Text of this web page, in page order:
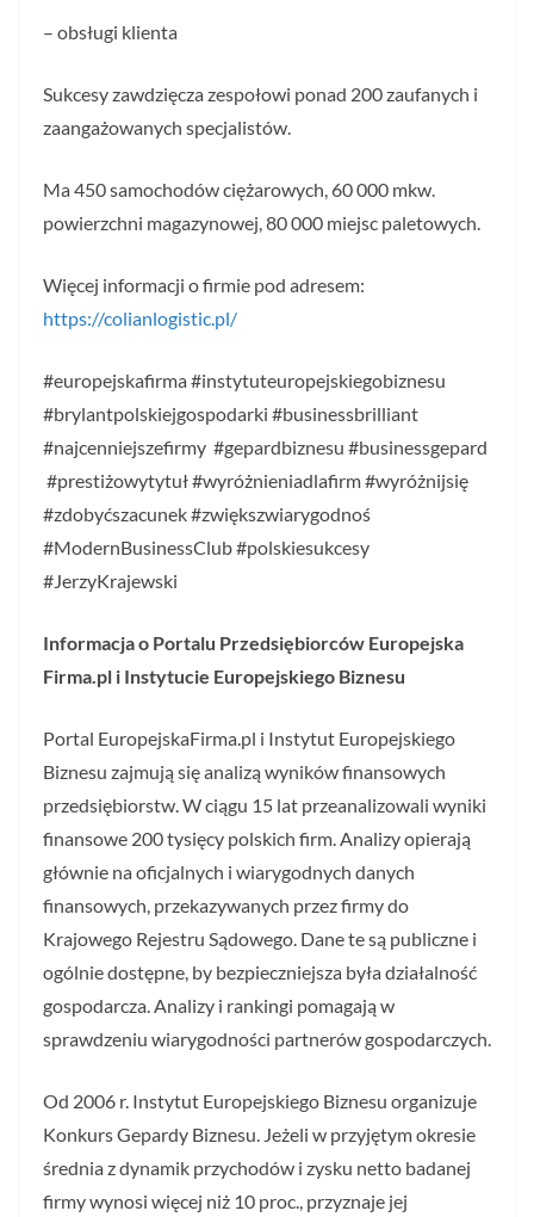
– obsługi klienta
Sukcesy zawdzięcza zespołowi ponad 200 zaufanych i
zaangażowanych specjalistów.
Ma 450 samochodów ciężarowych, 60 000 mkw.
powierzchni magazynowej, 80 000 miejsc paletowych.
Więcej informacji o firmie pod adresem:
https://colianlogistic.pl/
#europejskafirma #instytuteuropejskiegobiznesu
#brylantpolskiejgospodarki #businessbrilliant
#najcenniejszefirmy #gepardbiznesu #businessgepard
#prestiżowytytuł #wyróżnieniadlafirm #wyróżnijsię
#zdobyćszacunek #zwiększwiarygodnoś
#ModernBusinessClub #polskiesukcesy
#JerzyKrajewski
Informacja o Portalu Przedsiębiorców Europejska
Firma.pl i Instytucie Europejskiego Biznesu
Portal EuropejskaFirma.pl i Instytut Europejskiego
Biznesu zajmują się analizą wyników finansowych
przedsiębiorstw. W ciągu 15 lat przeanalizowali wyniki
finansowe 200 tysięcy polskich firm. Analizy opierają
głównie na oficjalnych i wiarygodnych danych
finansowych, przekazywanych przez firmy do
Krajowego Rejestru Sądowego. Dane te są publiczne i
ogólnie dostępne, by bezpieczniejsza była działalność
gospodarcza. Analizy i rankingi pomagają w
sprawdzeniu wiarygodności partnerów gospodarczych.
Od 2006 r. Instytut Europejskiego Biznesu organizuje
Konkurs Gepardy Biznesu. Jeżeli w przyjętym okresie
średnia z dynamik przychodów i zysku netto badanej
firmy wynosi więcej niż 10 proc., przyznaje jej